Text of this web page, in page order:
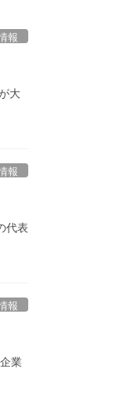
報
大
報
代表
報
業